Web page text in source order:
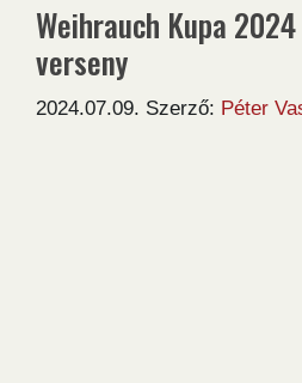
Weihrauch Kupa
verseny
2024.07.09. Szerző: Péter